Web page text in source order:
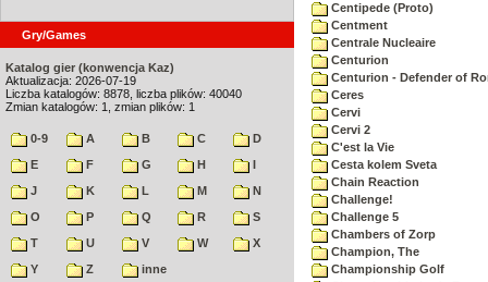
Gry/Games
Katalog gier (konwencja Kaz)
Aktualizacja: 2026-07-19
Liczba katalogów: 8878, liczba plików: 40040
Zmian katalogów: 1, zmian plików: 1
0-9 A B C
D
E
F G H
I
J
K L M
N
O
P Q R
S
T
U V W
X
Y
Z
inne
Centipede (Proto)
Centment
Centrale Nucleaire
Centurion
Centurion - Defender of
Ceres
Cervi
Cervi 2
C'est la Vie
Cesta kolem Sveta
Chain Reaction
Challenge!
Challenge 5
Chambers of Zorp
Champion, The
Championship Golf